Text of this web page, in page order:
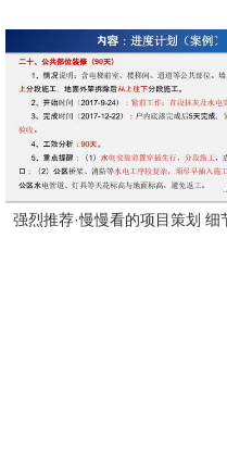
全链路解析
强烈推荐·慢慢看的项目策划 细